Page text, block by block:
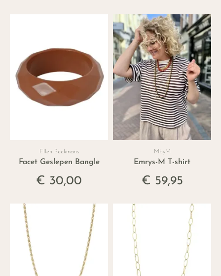
Ellen Beekmans
Facet Geslepen Bangle
€ 30,00
MbyM
Emrys-M T-shirt
€ 59,95